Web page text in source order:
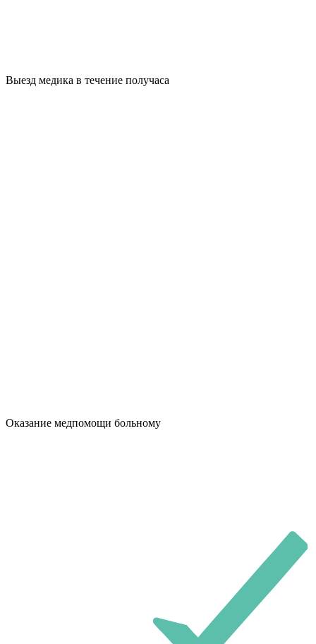
Выезд медика в течение получаса
Оказание медпомощи больному